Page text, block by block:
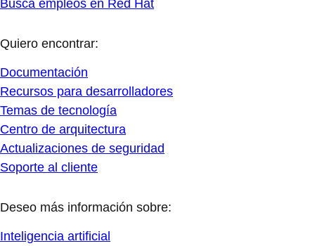
Busca empleos en Red Hat
Quiero encontrar:
Documentación
Recursos para desarrolladores
Temas de tecnología
Centro de arquitectura
Actualizaciones de seguridad
Soporte al cliente
Deseo más información sobre:
Inteligencia artificial